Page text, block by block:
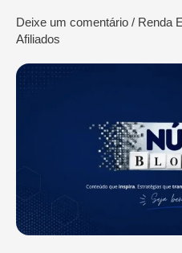
Deixe um comentário / Renda
Afiliados